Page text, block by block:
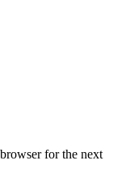
for the next